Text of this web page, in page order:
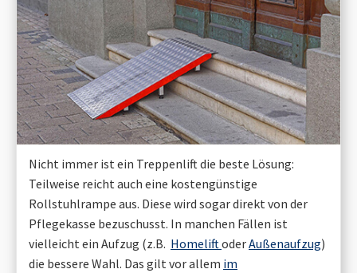
Nicht immer ist ein Treppenlift die beste Lösung:
Teilweise reicht auch eine kostengünstige
Rollstuhlrampe aus. Diese wird sogar direkt von der
Pflegekasse bezuschusst. In manchen Fällen ist
vielleicht ein Aufzug (z.B. HomeliftoderAußenaufzug)
die bessere Wahl. Das gilt vor allem im